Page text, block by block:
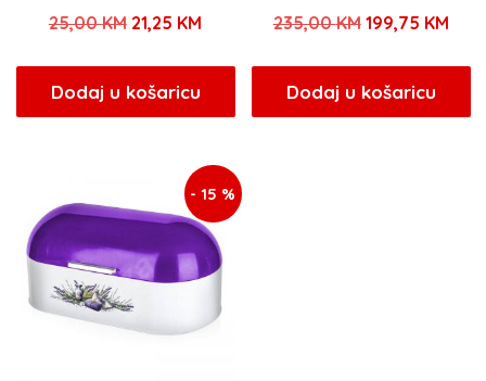
25,00KM Izvorna
bila
je:
21,25 KMTrenutna
21,25 KM.
Dodaj u košaricu
235,00KM Izvorna
bila
je:
199,75 KM
Dodaj u košaricu
- 15 %